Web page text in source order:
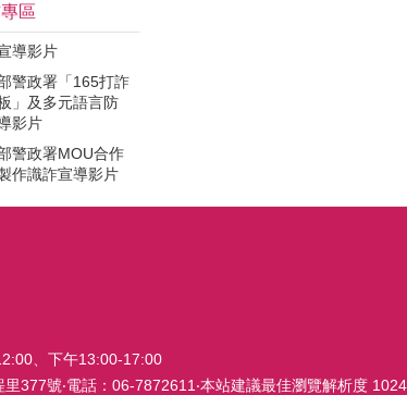
區
導影片
警政署「165打詐
」及多元語言防
影片
警政署MOU合作
作識詐宣導影片
、下午13:00-17:00
377號‧電話：06-7872611‧本站建議最佳瀏覽解析度